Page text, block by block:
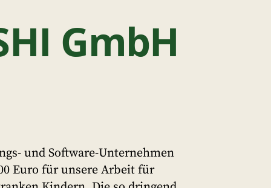
GmbH
und Software-Unternehmen
Euro für unsere Arbeit für